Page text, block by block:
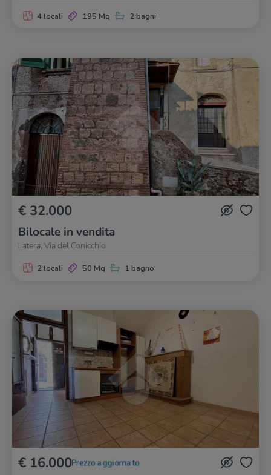
4 locali 195 Mq 2 bagni
€ 32.000
Bilocale in vendita
Latera, Via del Conicchio
2 locali 50 Mq 1 bagno
€ 16.000 Prezzo aggiornato